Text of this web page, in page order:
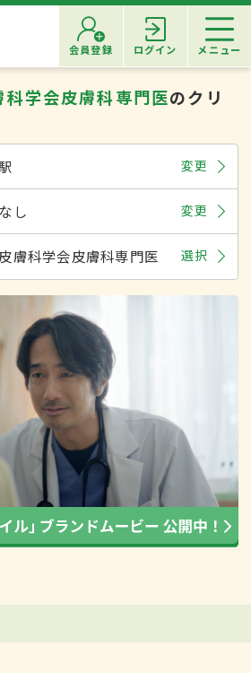
会員登録 ログイン メニュー
学会皮膚科専門医のクリ
変更
し 変更
膚科学会皮膚科専門医 選択